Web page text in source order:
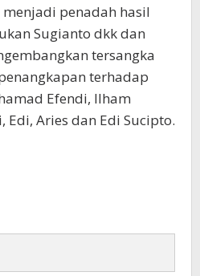
penadah hasil
Sugianto dkk dan
tersangka
terhadap
Efendi, Ilham
Edi, Aries dan Edi Sucipto.